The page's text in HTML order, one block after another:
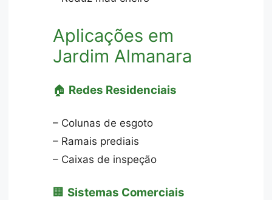
Aplicações em
Jardim Almanara
🏠 Redes Residenciais
– Colunas de esgoto
– Ramais prediais
– Caixas de inspeção
🏢 Sistemas Comerciais